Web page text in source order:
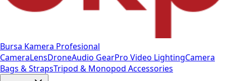
Bursa Kamera Profesional
CameraLensDroneAudio GearPro Video LightingCamera
Bags & StrapsTripod & Monopod Accessories